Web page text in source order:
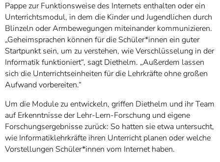
Pappe zur Funktionsweise des Internets enthalten oder ein
Unterrichtsmodul, in dem die Kinder und Jugendlichen durch
Blinzeln oder Armbewegungen miteinander kommunizieren.
„Geheimsprachen können für die Schüler*innen ein guter
Startpunkt sein, um zu verstehen, wie Verschlüsselung in der
Informatik funktioniert“, sagt Diethelm. „Außerdem lassen
sich die Unterrichtseinheiten für die Lehrkräfte ohne großen
Aufwand vorbereiten.“
Um die Module zu entwickeln, griffen Diethelm und ihr Team
auf Erkenntnisse der Lehr-Lern-Forschung und eigene
Forschungsergebnisse zurück: So hatten sie etwa untersucht,
wie Informatiklehrkräfte ihren Unterricht planen oder welche
Vorstellungen Schüler*innen vom Internet haben.